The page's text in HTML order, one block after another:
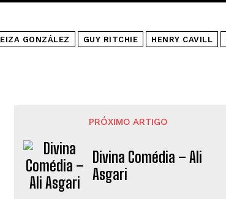
EIZA GONZÁLEZ GUY RITCHIE HENRY CAVILL
PRÓXIMO ARTIGO
Divina Comédia – Ali
Asgari